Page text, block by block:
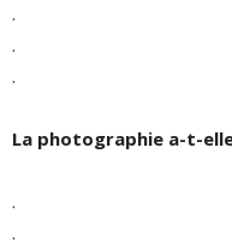
.
.
.
La photographie a-t-
.
.